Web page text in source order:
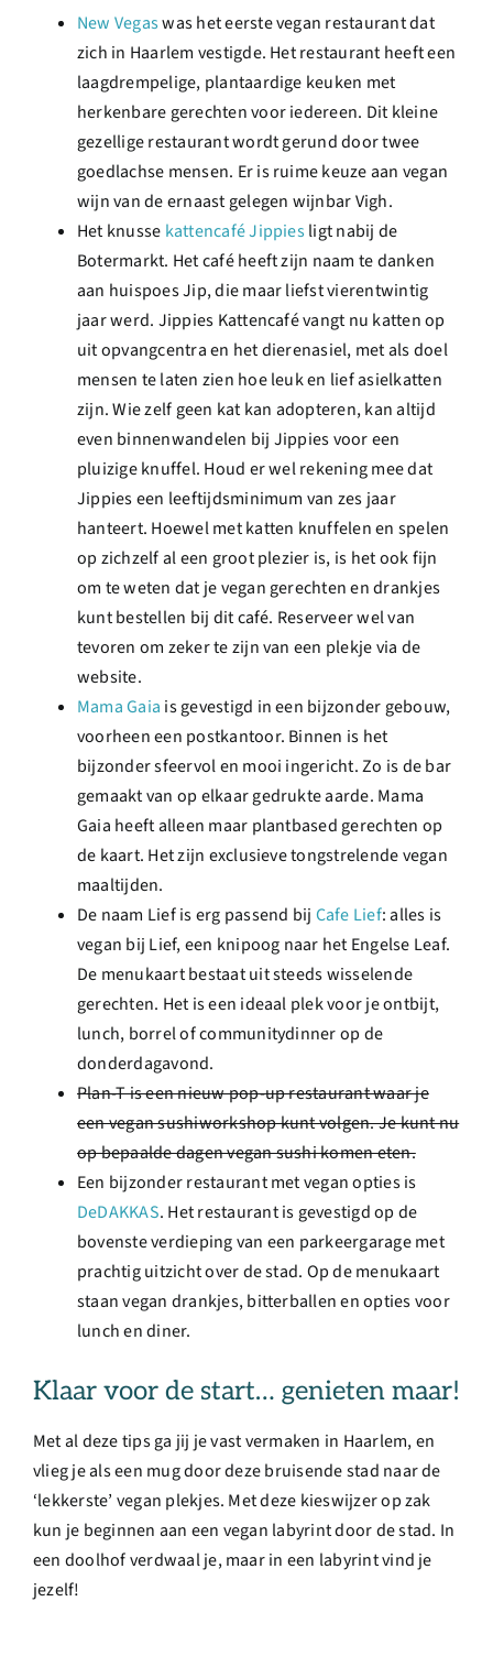
New Vegaswas het eerste vegan restaurant dat
zich in Haarlem vestigde. Het restaurant heeft een
laagdrempelige, plantaardige keuken met
herkenbare gerechten voor iedereen. Dit kleine
gezellige restaurant wordt gerund door twee
goedlachse mensen. Er is ruime keuze aan vegan
wijn van de ernaast gelegen wijnbar Vigh.
Het knusse kattencafé Jippiesligt nabij de
Botermarkt. Het café heeft zijn naam te danken
aan huispoes Jip, die maar liefst vierentwintig
jaar werd. Jippies Kattencafé vangt nu katten op
uit opvangcentra en het dierenasiel, met als doel
mensen te laten zien hoe leuk en lief asielkatten
zijn. Wie zelf geen kat kan adopteren, kan altijd
even binnenwandelen bij Jippies voor een
pluizige knuffel. Houd er wel rekening mee dat
Jippies een leeftijdsminimum van zes jaar
hanteert. Hoewel met katten knuffelen en spelen
op zichzelf al een groot plezier is, is het ook fijn
om te weten dat je vegan gerechten en drankjes
kunt bestellen bij dit café. Reserveer wel van
tevoren om zeker te zijn van een plekje via de
website.
Mama Gaia is gevestigd in een bijzonder gebouw,
voorheen een postkantoor. Binnen is het
bijzonder sfeervol en mooi ingericht. Zo is de bar
gemaakt van op elkaar gedrukte aarde. Mama
Gaia heeft alleen maar plantbased gerechten op
de kaart. Het zijn exclusieve tongstrelende vegan
maaltijden.
De naam Lief is erg passend bij Cafe Lief: alles is
vegan bij Lief, een knipoog naar het Engelse Leaf.
De menukaart bestaat uit steeds wisselende
gerechten. Het is een ideaal plek voor je ontbijt,
lunch, borrel of communitydinner op de
donderdagavond.
Plan-T is een nieuw pop-up restaurant waar je
een vegan sushiworkshop kunt volgen. Je kunt nu
op bepaalde dagen vegan sushi komen eten.
Een bijzonder restaurant met vegan opties is
DeDAKKAS. Het restaurant is gevestigd op de
bovenste verdieping van een parkeergarage met
prachtig uitzicht over de stad. Op de menukaart
staan vegan drankjes, bitterballen en opties voor
lunch en diner.
Klaar voor de start… genieten maar!
Met al deze tips ga jij je vast vermaken in Haarlem, en
vlieg je als een mug door deze bruisende stad naar de
‘lekkerste’ vegan plekjes. Met deze kieswijzer op zak
kun je beginnen aan een vegan labyrint door de stad. In
een doolhof verdwaal je, maar in een labyrint vind je
jezelf!